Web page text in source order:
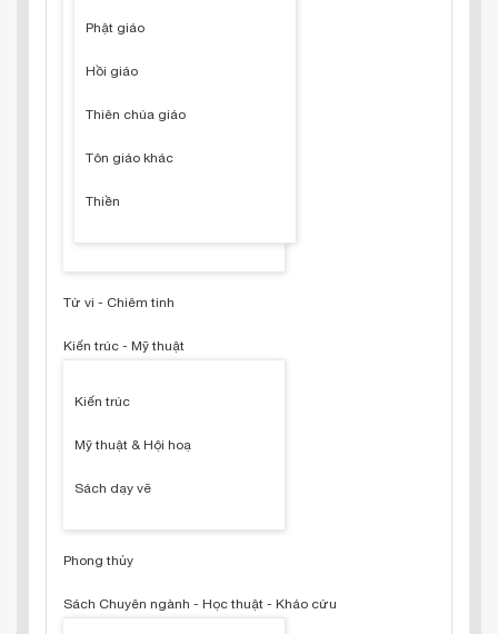
Phật giáo
Hồi giáo
Thiên chúa giáo
Tôn giáo khác
Thiền
Tử vi - Chiêm tinh
Kiến trúc - Mỹ thuật
Kiến trúc
Mỹ thuật & Hội hoạ
Sách dạy vẽ
Phong thủy
Sách Chuyên ngành - Học thuật - Khảo cứu